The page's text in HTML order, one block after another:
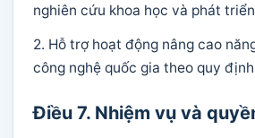
nghiên cứu khoa học và phát
2. Hỗ trợ hoạt động nâng cao
công nghệ quốc gia theo quy
Điều 7. Nhiệm vụ và